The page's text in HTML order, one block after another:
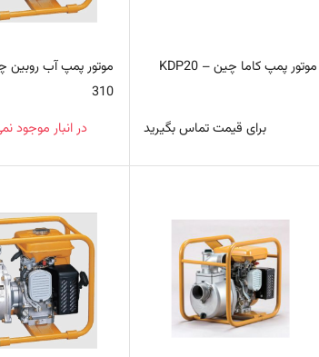
موتور پمپ کاما چین – KDP20
برای قیمت تماس بگیرید
310
در انبار موجود